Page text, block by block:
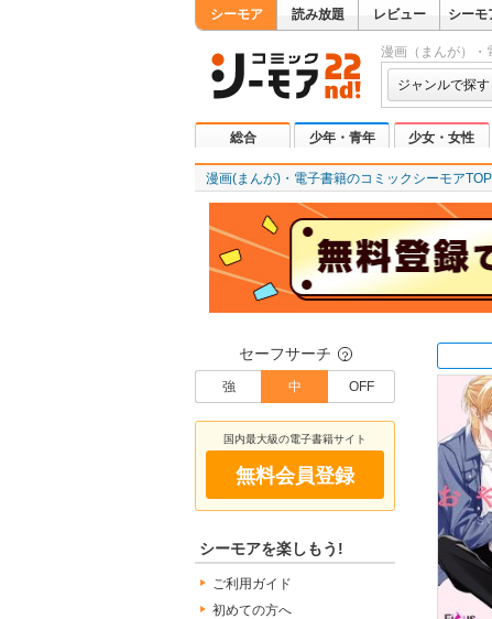
シーモア 読み放題 レビュー シーモ
漫画（まんが）・
ジャンルで探す
総合 少年・青年 少女・女性
漫画(まんが)・電子書籍のコミックシーモアTOP
セーフサーチ ？
強 中 OFF
国内最大級の電子書籍サイト
無料会員登録
シーモアを楽しもう!
ご利用ガイド
初めての方へ